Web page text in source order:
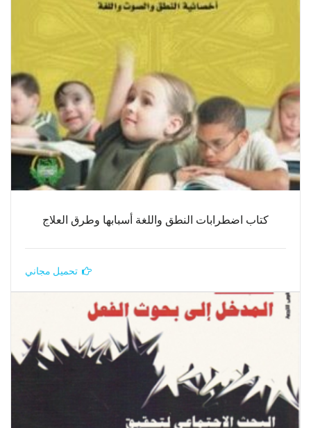
كتاب اضطرابات النطق واللغة أسبابها وطرق العلاج
تحميل مجاني